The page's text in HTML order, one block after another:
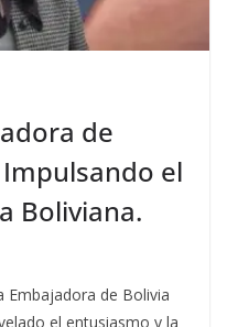
de
el
Boliviana.
Embajadora de Bolivia
el entusiasmo y la